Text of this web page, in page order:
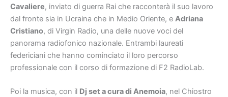
Cavaliere, inviato di guerra Rai che racconterà il suo lavoro
dal fronte sia in Ucraina che in Medio Oriente, e Adriana
Cristiano, di Virgin Radio, una delle nuove voci del
panorama radiofonico nazionale. Entrambi laureati
federiciani che hanno cominciato il loro percorso
professionale con il corso di formazione di F2 RadioLab.
Poi la musica, con il Dj set a cura di Anemoia, nel Chiostro